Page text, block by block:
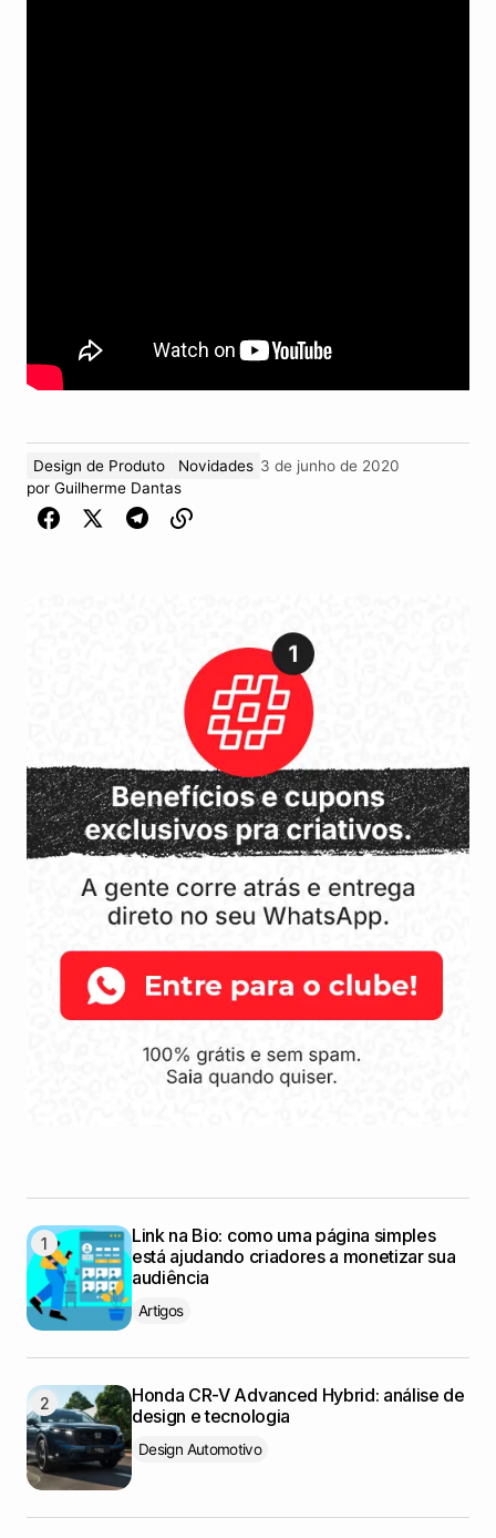
Design de Produto Novidades 3 de junho de 2020
por Guilherme Dantas
Link na Bio: como uma página simples
está ajudando criadores a monetizar sua
audiência
Artigos
Honda CR-V Advanced Hybrid: análise de
design e tecnologia
Design Automotivo